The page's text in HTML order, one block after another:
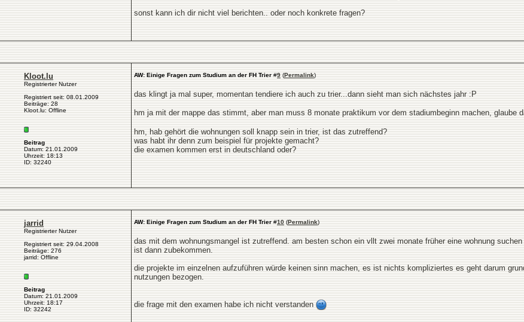
sonst kann ich dir nicht viel berichten.. oder noch konkrete fragen?
Kloot.lu
Registrierter Nutzer
Registriert seit: 08.01.2009
Beiträge: 28
Kloot.lu: Offline
Beitrag
Datum: 21.01.2009
Uhrzeit: 18:13
ID: 32240
AW: Einige Fragen zum Studium an der FH Trier #9 (Permalink)
das klingt ja mal super, momentan tendiere ich auch zu trier...dann sieht man sich nächstes jahr :P
hm ja mit der mappe das stimmt, aber man muss 8 monate praktikum vor dem stadiumbeginn machen, glaube
hm, hab gehört die wohnungen soll knapp sein in trier, ist das zutreffend?
was habt ihr denn zum beispiel für projekte gemacht?
die examen kommen erst in deutschland oder?
jarrid
Registrierter Nutzer
Registriert seit: 29.04.2008
Beiträge: 276
jarrid: Offline
Beitrag
Datum: 21.01.2009
Uhrzeit: 18:17
ID: 32242
AW: Einige Fragen zum Studium an der FH Trier #10 (Permalink)
das mit dem wohnungsmangel ist zutreffend. am besten schon ein vllt zwei monate früher eine wohnung
ist dann zubekommen.
die projekte im einzelnen aufzuführen würde keinen sinn machen, es ist nichts kompliziertes es geht darum
nutzungen bezogen.
die frage mit den examen habe ich nicht verstanden